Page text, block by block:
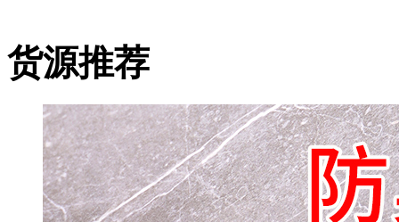
货源推荐